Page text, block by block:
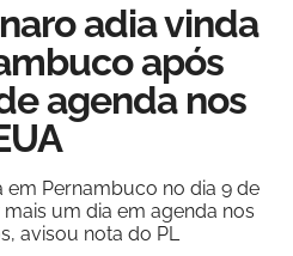
adia vinda
após
agenda nos
em Pernambuco no dia 9 de
um dia em agenda nos
avisou nota do PL